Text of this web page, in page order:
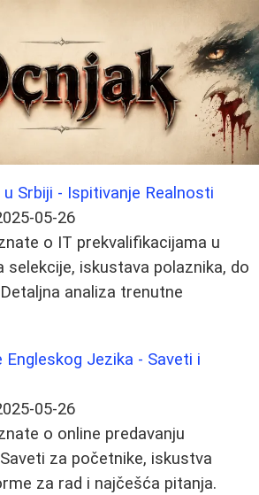
Srbiji - Ispitivanje Realnosti
05-26
o IT prekvalifikacijama u
selekcije, iskustava polaznika, do
analiza trenutne
Engleskog Jezika - Saveti i
05-26
o online predavanju
za početnike, iskustva
za rad i najčešća pitanja.